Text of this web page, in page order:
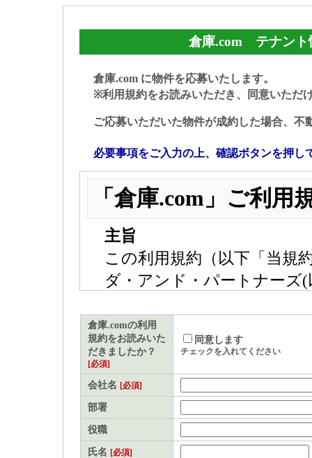
倉庫.com テナン
倉庫.com に物件を応募いたします。
※利用規約をお読みいただき、同意いただ
ご応募いただいた物件が成約した場合、不
必要事項をご入力の上、確認ボタンを押し
「倉庫.com」ご利用
主旨
この利用規約（以下「当規
ダ・アンド・パートナーズ
される方（以下「利用者」
めるものです。
本サービスに関する利用上
事項｣といいます)も、当規
る前に必ず参照して、理解
るものとします。
倉庫.comの利用
規約をお読みいた
だきましたか？
[必須]
同意します
チェックを入れてください
会社名 [必須]
部署
役職
氏名 [必須]